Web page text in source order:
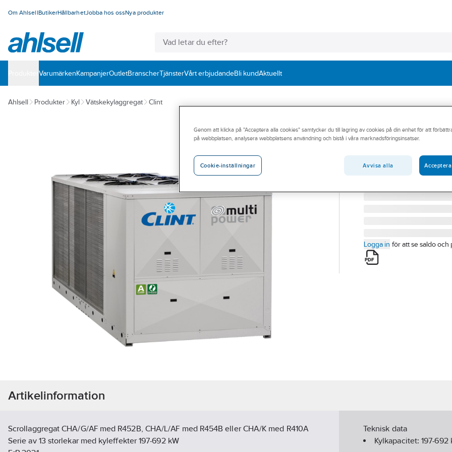
Om AhlsellButikerHållbarhetJobba hos ossNya produkter
VarumärkenKampanjerOutletBranscherTjänsterVårt erbjudandeBli kundAktuellt
Ahlsell Produkter Kyl Vätskekylaggregat Clint
CLINT
CHA/G/AF
CHA/G/AF 726P-
Artikelnummer:
6118502
CHA/G/AF
Logga in för att se saldo och
Artikelinformation
Scrollaggregat CHA/G/AF med R452B, CHA/L/AF med R454B eller CHA/K med R410A
Serie av 13 storlekar med kyleffekter 197-692 kW
Teknisk data
Kylkapacitet:197-692
Genom att klicka på "Acceptera alla cookies" samtycker du till lagring av cookies på din enhet för att
på webbplatsen, analysera webbplatsens användning och bistå i våra marknadsföringsinsatser.
Cookie-inställningar Avvisa alla